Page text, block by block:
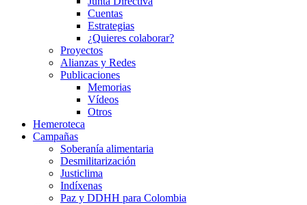
Cuentas
Estrategias
¿Quieres colaborar?
Proyectos
Alianzas y Redes
Publicaciones
Memorias
Vídeos
Otros
Hemeroteca
Campañas
Soberanía alimentaria
Desmilitarización
Justiclima
Indíxenas
Paz y DDHH para Colombia